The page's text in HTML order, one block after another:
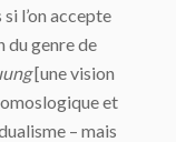
l’on accepte
du genre de
[une vision
et
– mais